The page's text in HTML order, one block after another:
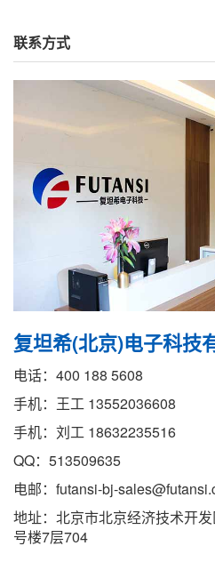
联系方式
复坦希(北京)电子科技
电话：400 188 5608
手机：王工 13552036608
手机：刘工 18632235516
QQ：513509635
电邮：futansi-bj-
地址：北京市北京经济技术开
号楼7层704